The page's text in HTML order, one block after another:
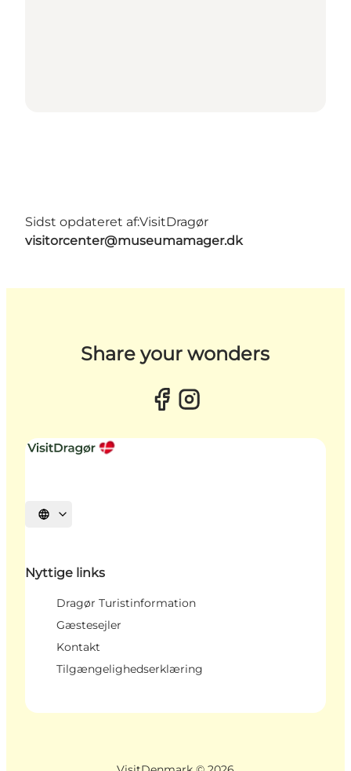
Sidst opdateret af:VisitDragør
visitorcenter@museumamager.dk
Share your wonders
Vælg sprog
Nyttige links
Dragør Turistinformation
Gæstesejler
Kontakt
Tilgængelighedserklæring